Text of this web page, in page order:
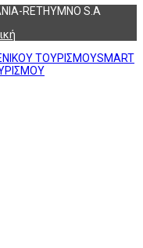
RETHYMNO S.A
SMART